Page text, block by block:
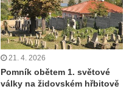
21. 4. 2026
Pomník obětem 1. světové
války na židovském hřbitově